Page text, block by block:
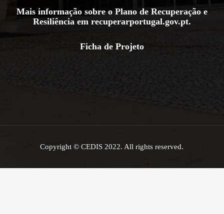
Mais informação sobre o Plano de Recuperação e
Resiliência em recuperarportugal.gov.pt.
Ficha de Projeto
Copyright © CEDIS 2022. All rights reserved.